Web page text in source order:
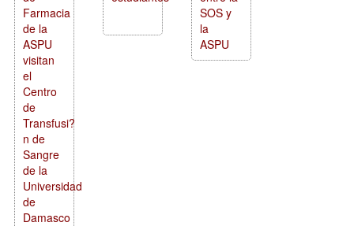
Farmacia
de la
ASPU
visitan
el
Centro
de
Transfusi?
n de
Sangre
de la
Universidad
de
Damasco
SOS y
la
ASPU